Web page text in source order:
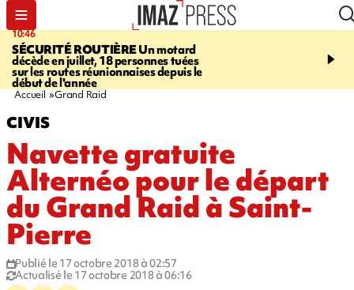
10:46
SÉCURITÉ ROUTIÈREUn motard
décède en juillet, 18 personnes tuées
sur les routes réunionnaises depuis le
début de l'année
13:49
mineurs - un courrier
Accueil Grand Raid
CIVIS
Navette gratuite
Alternéo pour le départ
du Grand Raid à Saint-
Pierre
Publié le 17 octobre 2018 à 02:57
Actualisé le 17 octobre 2018 à 06:16